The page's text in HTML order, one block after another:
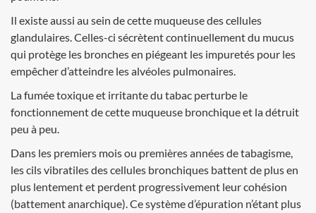
Il existe aussi au sein de cette muqueuse des cellules
glandulaires. Celles-ci sécrètent continuellement du mucus
qui protège les bronches en piégeant les impuretés pour les
empêcher d’atteindre les alvéoles pulmonaires.
La fumée toxique et irritante du tabac perturbe le
fonctionnement de cette muqueuse bronchique et la détruit
peu à peu.
Dans les premiers mois ou premières années de tabagisme,
les cils vibratiles des cellules bronchiques battent de plus en
plus lentement et perdent progressivement leur cohésion
(battement anarchique). Ce système d’épuration n’étant plus